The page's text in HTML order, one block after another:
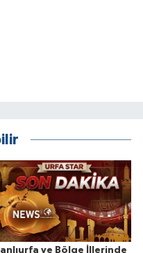
ve Bölge İllerinde